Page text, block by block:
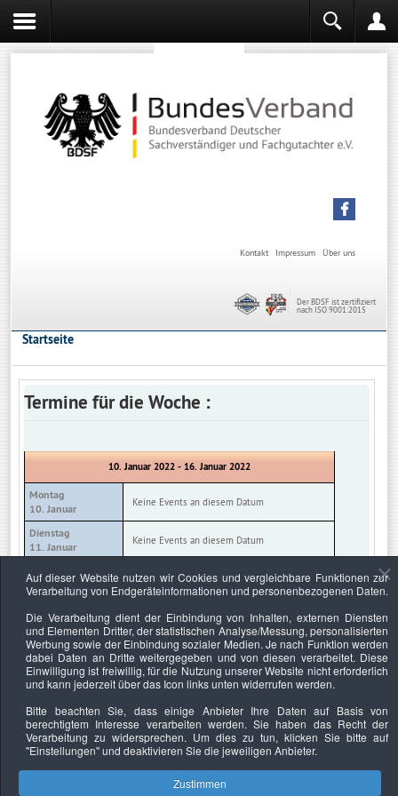
Über uns
Impressum
Kontakt
Der BDSF ist zertifiziert
nach ISO 9001:2015
Startseite
Termine für die Woche :
10. Januar 2022 - 16. Januar 2022
Montag
10. Januar
Keine Events an diesem Datum
Dienstag
11. Januar
Keine Events an diesem Datum
Mittwoch
12. Januar
Keine Events an diesem Datum
13. Januar
Keine Events an diesem Datum
Freitag
14. Januar
Keine Events an diesem Datum
Samstag
Sonntag
16. Januar
Keine Events an diesem Datum
Auf dieser Website nutzen wir Cookies und vergleichbare Funktionen zur
Verarbeitung von Endgeräteinformationen und personenbezogenen Daten.
Die Verarbeitung dient der Einbindung von Inhalten, externen Diensten
und Elementen Dritter, der statistischen Analyse/Messung, personalisierten
Werbung sowie der Einbindung sozialer Medien. Je nach Funktion werden
dabei Daten an Dritte weitergegeben und von diesen verarbeitet. Diese
Einwilligung ist freiwillig, für die Nutzung unserer Website nicht erforderlich
und kann jederzeit über das Icon links unten widerrufen werden.
Bitte beachten Sie, dass einige Anbieter Ihre Daten auf Basis von
berechtigtem Interesse verarbeiten werden. Sie haben das Recht der
Verarbeitung zu widersprechen. Um dies zu tun, klicken Sie bitte auf
"Einstellungen"und deaktivieren Sie die jeweiligen Anbieter.
Zustimmen